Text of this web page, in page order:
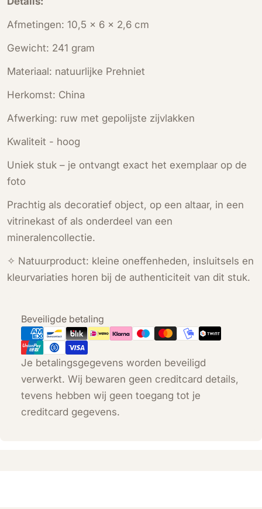
Afmetingen: 10,5 × 6 × 2,6 cm
Gewicht: 241 gram
Materiaal: natuurlijke Prehniet
Herkomst: China
Afwerking: ruw met gepolijste zijvlakken
Kwaliteit - hoog
Uniek stuk – je ontvangt exact het exemplaar op de
foto
Prachtig als decoratief object, op een altaar, in een
vitrinekast of als onderdeel van een
mineralencollectie.
✧ Natuurproduct: kleine oneffenheden, insluitsels en
kleurvariaties horen bij de authenticiteit van dit stuk.
Beveiligde betaling
Betaalmethoden
Je betalingsgegevens worden beveiligd
verwerkt. Wij bewaren geen creditcard details,
tevens hebben wij geen toegang tot je
creditcard gegevens.